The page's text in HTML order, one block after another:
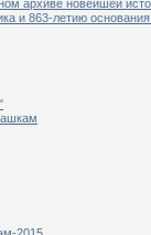
архиве новейшей
и 863-летию основания